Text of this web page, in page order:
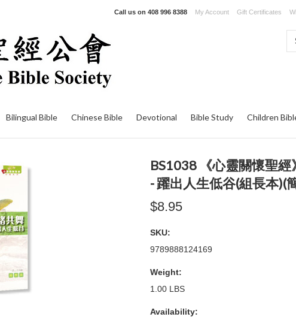
Call us on 408 996 8388 My Account Gift Certificates
Bilingual Bible Chinese Bible Devotional Bible Study Children
BS1038 《心靈關懷聖
- 躍出人生低谷(組長本)(
$8.95
SKU:
9789888124169
Weight:
1.00 LBS
Availability: